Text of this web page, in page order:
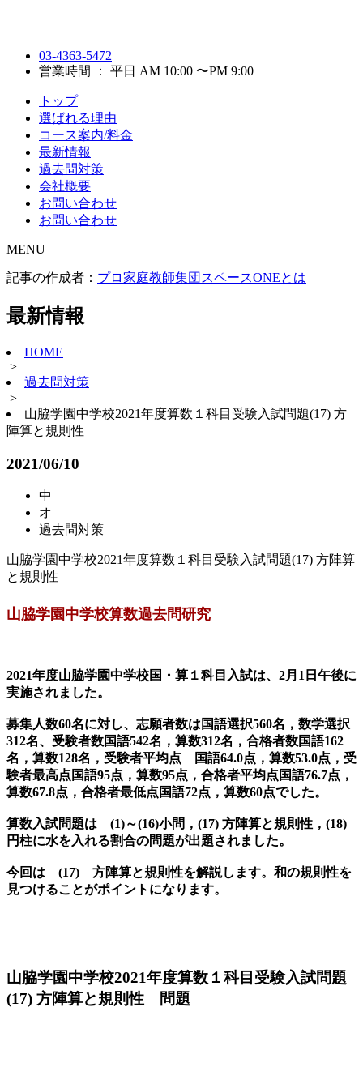
03-4363-5472
営業時間 ： 平日 AM 10:00 〜PM 9:00
トップ
選ばれる理由
コース案内/料金
最新情報
過去問対策
会社概要
お問い合わせ
お問い合わせ
MENU
記事の作成者： プロ家庭教師集団スペースONEとは
最新情報
HOME
>
過去問対策
>
山脇学園中学校2021年度算数１科目受験入試問題(17) 方
陣算と規則性
2021/06/10
中
オ
過去問対策
山脇学園中学校2021年度算数１科目受験入試問題(17) 方陣算
と規則性
山脇学園中学校算数過去問研究
2021年度山脇学園中学校国・算１科目入試は、2月1日午後に
実施されました。
募集人数60名に対し、志願者数は国語選択560名，数学選択
312名、受験者数国語542名，算数312名，合格者数国語162
名，算数128名，受験者平均点 国語64.0点，算数53.0点，受
験者最高点国語95点，算数95点，合格者平均点国語76.7点，
算数67.8点，合格者最低点国語72点，算数60点でした。
算数入試問題は (1)～(16)小問，(17) 方陣算と規則性，(18)
円柱に水を入れる割合の問題が出題されました。
今回は (17) 方陣算と規則性を解説します。和の規則性を
見つけることがポイントになります。
山脇学園中学校2021年度算数１科目受験入試問題
(17) 方陣算と規則性 問題